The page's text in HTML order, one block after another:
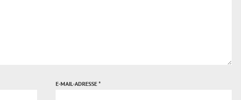
E-MAIL-ADRESSE *